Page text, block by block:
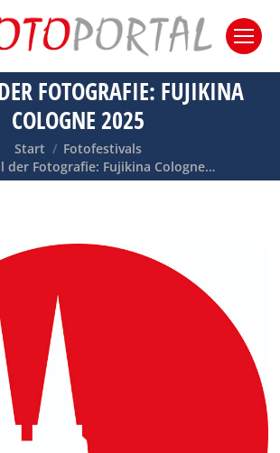
FOTOGRAFIE: FUJIKINA
COLOGNE 2025
hier:
Start
Fotofestivals
der Fotografie: Fujikina Cologne…